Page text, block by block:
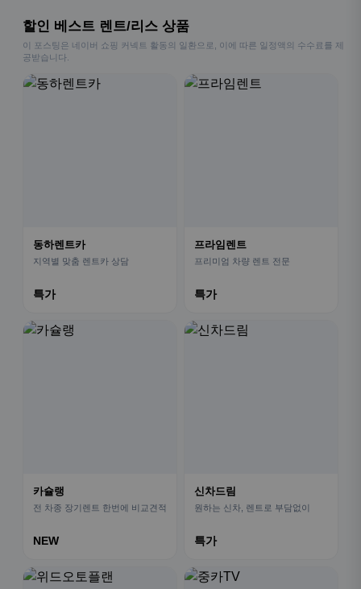
할인 베스트 렌트/리스 상품
이 포스팅은 네이버 쇼핑 커넥트 활동의 일환으로, 이에 따른 일정액의 수수료를 제
공받습니다.
동하렌트카
지역별 맞춤 렌트카 상담
특가
프라임렌트
프리미엄 차량 렌트 전문
특가
카슐랭
전 차종 장기렌트 한번에 비교견적
NEW
신차드림
원하는 신차, 렌트로 부담없이
특가